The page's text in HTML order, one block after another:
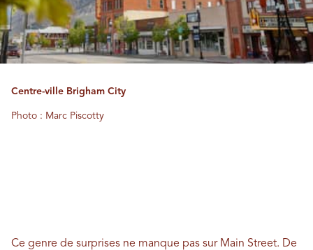
Centre-ville Brigham City
Photo : Marc Piscotty
Ce genre de surprises ne manque pas sur Main Street. De